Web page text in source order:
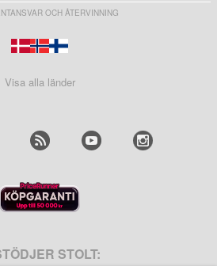
OCH ÅTERVINNING
Visa alla länder
STOLT: